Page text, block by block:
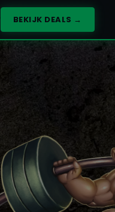
BEKIJK DEALS →